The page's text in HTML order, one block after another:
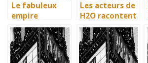
Le fabuleux
empire
japonais et son
histoire
Les acteurs de
H2O racontent
: comment l’ile
de Mako a pris
vie en
Australie